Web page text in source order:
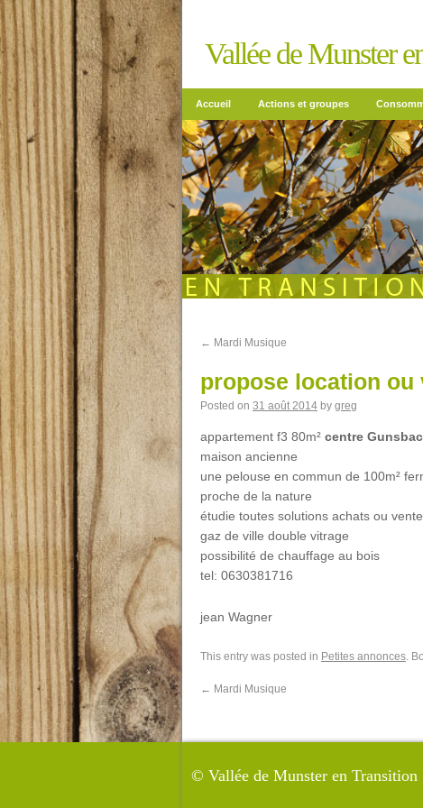
Vallée de Munster
Accueil Actions et groupes
← Mardi Musique
propose location ou
Posted on 31 août 2014 by greg
appartement f3 80m² centre
maison ancienne
une pelouse en commun de 100m²
proche de la nature
étudie toutes solutions achats ou
gaz de ville double vitrage
possibilité de chauffage au bois
tel: 0630381716
jean Wagner
This entry was posted in Petites annonces.
← Mardi Musique
© Vallée de Munster en